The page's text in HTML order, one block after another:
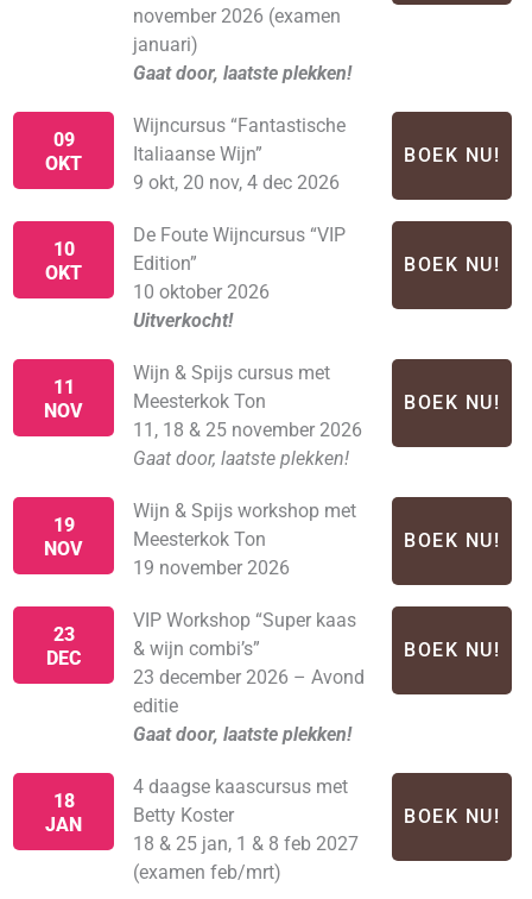
november 2026 (examen
januari)
Gaat door, laatste plekken!
09
OKT
Wijncursus “Fantastische
Italiaanse Wijn”
9 okt, 20 nov, 4 dec 2026
BOEK NU!
10
OKT
De Foute Wijncursus “VIP
Edition”
10 oktober 2026
Uitverkocht!
BOEK NU!
11
NOV
Wijn & Spijs cursus met
Meesterkok Ton
11, 18 & 25 november 2026
Gaat door, laatste plekken!
BOEK NU!
19
NOV
Wijn & Spijs workshop met
Meesterkok Ton
19 november 2026
BOEK NU!
23
DEC
VIP Workshop “Super kaas
& wijn combi’s”
23 december 2026 – Avond
editie
Gaat door, laatste plekken!
BOEK NU!
18
JAN
4 daagse kaascursus met
Betty Koster
18 & 25 jan, 1 & 8 feb 2027
(examen feb/mrt)
BOEK NU!